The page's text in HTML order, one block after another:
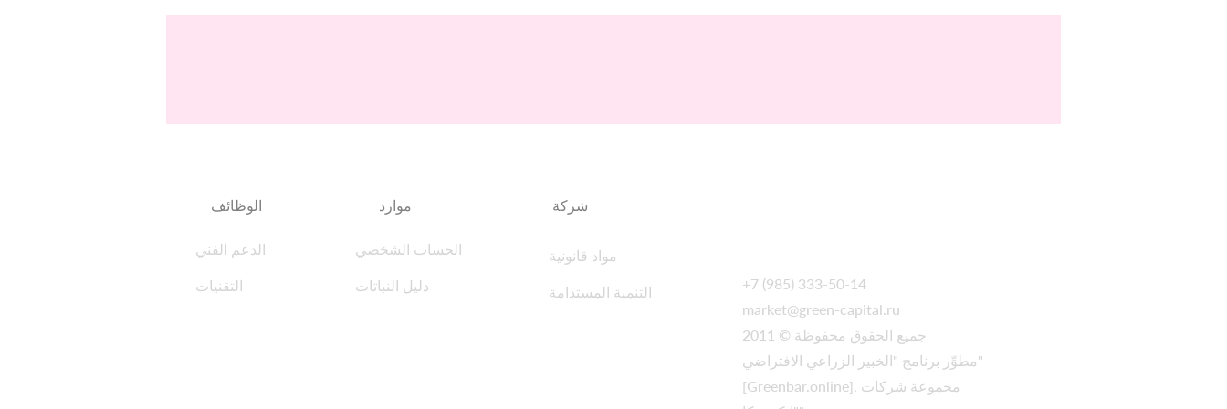
الوظائف
الدعم الفني
التقنيات
موارد
الحساب الشخصي
دليل النباتات
شركة
مواد قانونية
التنمية المستدامة
+7 (985) 333-50-14
market@green-capital.ru
جميع الحقوق محفوظة © 2011
مطوِّر برنامج "الخبير الزراعي الافتراضي"
[Greenbar.online]. مجموعة شركات